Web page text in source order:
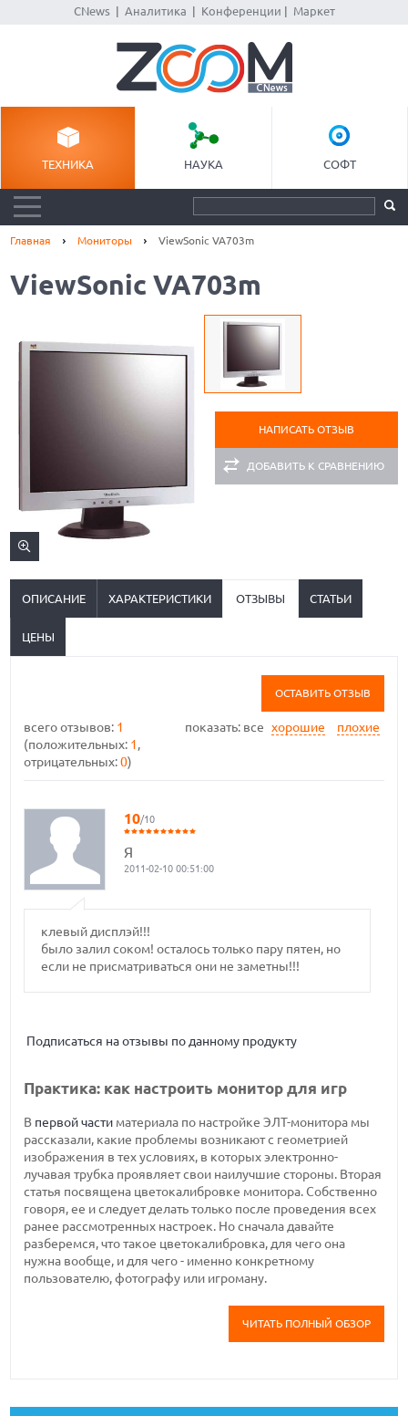
CNews| Аналитика Конференции Маркет
ТЕХНИКА НАУКА СОФТ
Главная Мониторы ViewSonic VA703m
ViewSonic VA703m
НАПИСАТЬ ОТЗЫВ
ДОБАВИТЬ К СРАВНЕНИЮ
ОПИСАНИЕ ХАРАКТЕРИСТИКИ ОТЗЫВЫ СТАТЬИ
ЦЕНЫ
ОСТАВИТЬ ОТЗЫВ
показать: все хорошие плохие
всего отзывов: 1
(положительных: 1,
отрицательных:0)
10/10
Я
2011-02-10 00:51:00
клевый дисплэй!!!
было залил соком! осталось только пару пятен, но
если не присматриваться они не заметны!!!
Подписаться на отзывы по данному продукту
Практика: как настроить монитор для игр
В первой части материала по настройке ЭЛТ-монитора мы
рассказали, какие проблемы возникают с геометрией
изображения в тех условиях, в которых электронно-
лучавая трубка проявляет свои наилучшие стороны. Вторая
статья посвящена цветокалибровке монитора. Собственно
говоря, ее и следует делать только после проведения всех
ранее рассмотренных настроек. Но сначала давайте
разберемся, что такое цветокалибровка, для чего она
нужна вообще, и для чего - именно конкретному
пользователю, фотографу или игроману.
ЧИТАТЬ ПОЛНЫЙ ОБЗОР